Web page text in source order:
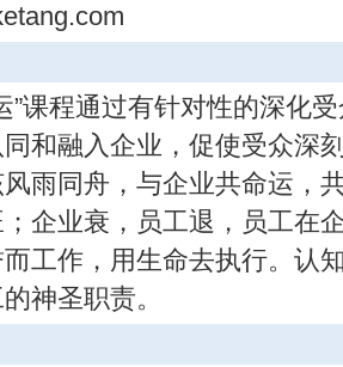
”课程通过有针对性的深化
和融入企业，促使受众深
雨同舟，与企业共命运，
企业衰，员工退，员工在
工作，用生命去执行。认
神圣职责。